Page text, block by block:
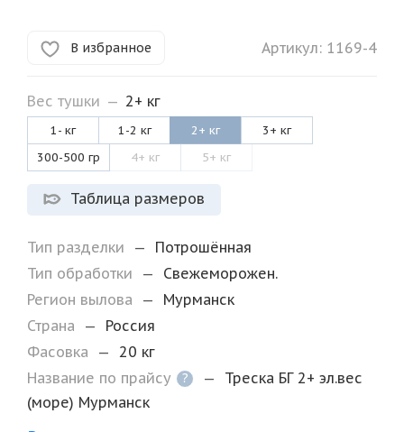
В избранное Артикул: 1169-4
Вес тушки — 2+ кг
1- кг 1-2 кг 2+ кг
3+ кг
300-500 гр
4+ кг 5+ кг
Таблица размеров
Тип разделки —
Потрошённая
Тип обработки
—
Свежеморожен.
Регион вылова
—
Мурманск
Страна
—
Россия
Фасовка
— 20 кг
Название по прайсу
? —
Треска БГ 2+ эл.вес
(море) Мурманск